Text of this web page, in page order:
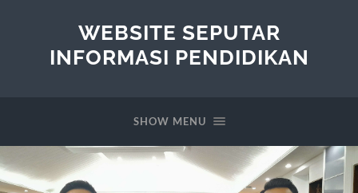
WEBSITE SEPUTAR
INFORMASI PENDIDIKAN
SHOW MENU